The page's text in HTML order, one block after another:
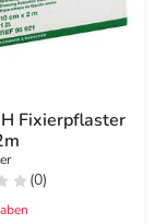
Fixierpflaster
(0)